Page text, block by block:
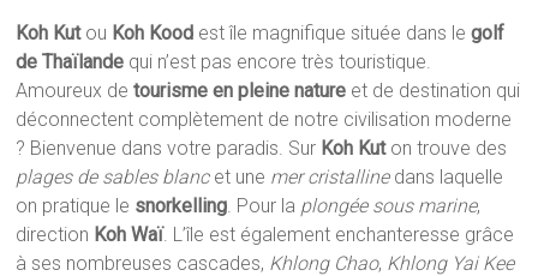
Koh Kutou Koh Kood est île magnifique située dans legolf
de Thaïlande qui n’est pas encore très touristique.
Amoureux detourisme en pleine nature et de destination qui
déconnectent complètement de notre civilisation moderne
? Bienvenue dans votre paradis. Sur Koh Kuton trouve des
plages de sables blancet une mer cristallinedans laquelle
on pratique le snorkelling. Pour la plongée sous marine,
direction Koh Waï. L’île est également enchanteresse grâce
à ses nombreuses cascades, Khlong Chao, Khlong Yai Kee